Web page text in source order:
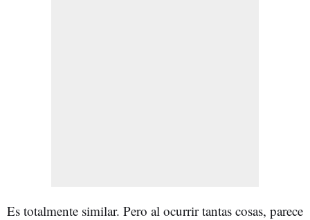
Es totalmente similar. Pero al ocurrir tantas cosas, parece